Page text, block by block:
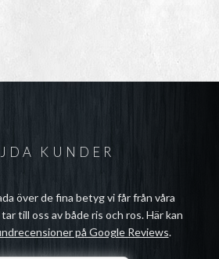
KUNDER
över de fina betyg vi får från våra
till oss av både ris och ros. Här kan
på Google Reviews.